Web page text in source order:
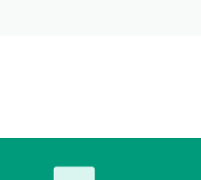
anzeigen